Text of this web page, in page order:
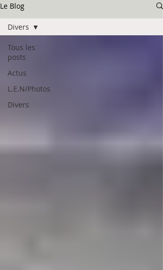
Le Blog
Tous les
posts
Actus
L.E.N/Photos
Divers
Divers